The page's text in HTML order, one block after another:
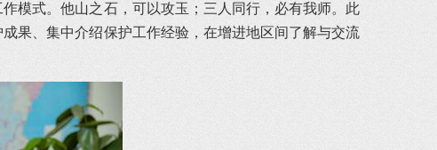
模式。他山之石，可以攻玉；三人同行，必有我师。此
果、集中介绍保护工作经验，在增进地区间了解与交流